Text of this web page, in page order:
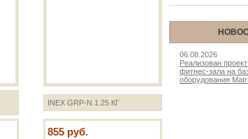
INEX GRP-N 1.25 КГ
855 руб.
06.08.2026
Реализован
фитнес-зала на
оборудования